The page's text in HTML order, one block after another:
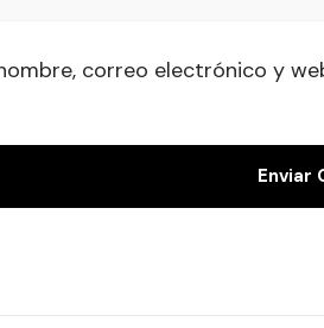
correo electrónico y